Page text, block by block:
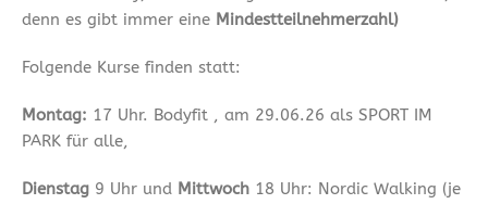
denn es gibt immer eine Mindestteilnehmerzahl)
Folgende Kurse finden statt:
Montag: 17 Uhr. Bodyfit , am 29.06.26 als SPORT IM
PARK für alle,
Dienstag 9 Uhr und Mittwoch 18 Uhr: Nordic Walking (je